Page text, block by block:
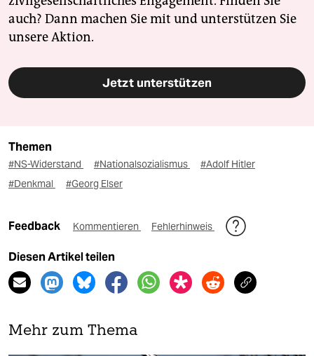
auch? Dann machen Sie mit und unterstützen Sie
unsere Aktion.
Jetzt unterstützen
Themen
#NS-Widerstand #Nationalsozialismus
#Adolf Hitler
#Denkmal
#Georg Elser
Feedback Kommentieren Fehlerhinweis
Diesen Artikel teilen
Mehr zum Thema